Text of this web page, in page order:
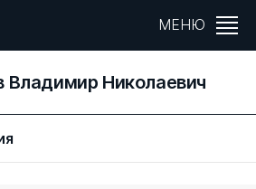
МЕНЮ
Владимир Николаевич